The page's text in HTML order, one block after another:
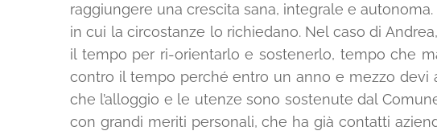
raggiungere una crescita sana, integrale e
in cui la circostanze lo richiedano. Nel caso di
il tempo per ri-orientarlo e sostenerlo, tempo che
contro il tempo perché entro un anno e mezzo devi
che l’alloggio e le utenze sono sostenute dal
con grandi meriti personali, che ha già contatti